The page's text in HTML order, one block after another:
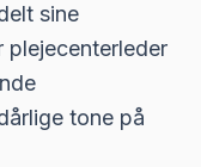
sine
plejecenterleder
tone på